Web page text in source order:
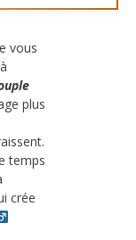
vous
plus
temps
crée